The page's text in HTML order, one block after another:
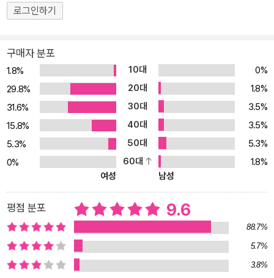
로그인하기
구매자 분포
1.8% 10대
0%
29.8%
20대
1.8%
31.6%
30대
3.5%
15.8%
40대
3.5%
5.3%
50대
5.3%
0%
60대
1.8%
여성
남성
평점 분포 9.6
88.7%
5.7%
3.8%